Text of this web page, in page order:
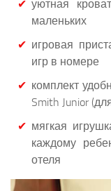
уютная
маленьких
игровая
игр в номере
комплект
Smith Junior
мягкая
каждому
отеля